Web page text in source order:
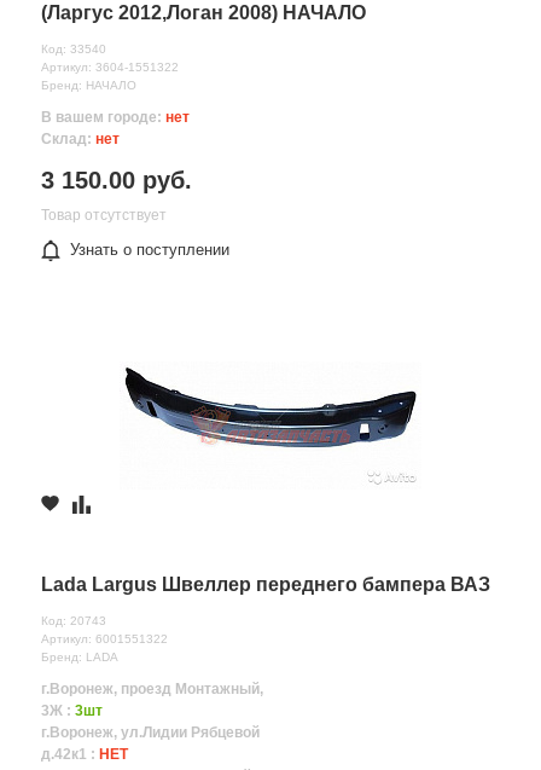
(Ларгус 2012,Логан 2008) НАЧАЛО
Код: 33540
Артикул: 3604-1551322
Бренд: НАЧАЛО
В вашем городе: нет
Склад: нет
3 150.00 руб.
Товар отсутствует
Узнать о поступлении
Lada Largus Швеллер переднего бампера ВАЗ
Код: 20743
Артикул: 6001551322
Бренд: LADA
г.Воронеж, проезд Монтажный,
3Ж : 3шт
г.Воронеж, ул.Лидии Рябцевой
д.42к1 : НЕТ